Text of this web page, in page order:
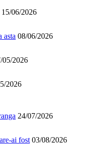
15/06/2026
asta 08/06/2026
05/2026
2026
24/07/2026
ai fost 03/08/2026